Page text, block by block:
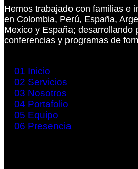
Hemos trabajado con familias e
en Colombia, Perú, España,
Mexico y España; desarrollando
conferencias y programas de
01 Inicio
02 Servicios
03 Nosotros
04 Portafolio
05 Equipo
06 Presencia